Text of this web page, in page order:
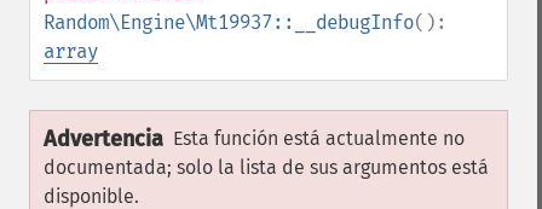
Random\Engine\Mt19937::__debugInfo():
array
Advertencia Esta función está actualmente no
documentada; solo la lista de sus argumentos está
disponible.